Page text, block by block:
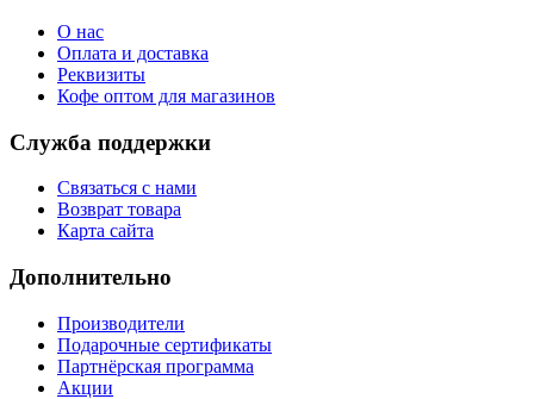
О нас
Оплата и доставка
Реквизиты
Кофе оптом для магазинов
Служба поддержки
Связаться с нами
Возврат товара
Карта сайта
Дополнительно
Производители
Подарочные сертификаты
Партнёрская программа
Акции